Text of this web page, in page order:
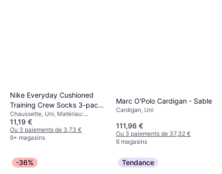
Nike Everyday Cushioned
Training Crew Socks 3-pack
- White/Black
Chaussette, Uni, Matériau:
Polyester, Nylon,
Élasthanne/Lycra/Spandex, Coton,
Respirant
11,19 €
Ou 3 paiements de 3,73 €
9+ magasins
Marc O'Polo Cardigan - Sable
Cardigan, Uni
111,96 €
Ou 3 paiements de 37,32 €
6 magasins
-36% Tendance